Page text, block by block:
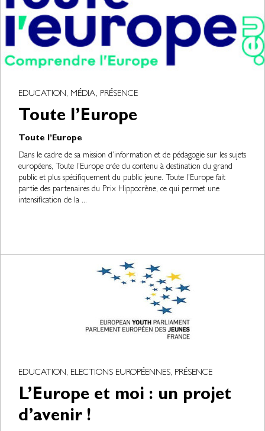
EDUCATION, MÉDIA, PRÉSENCE
Toute l’Europe
Toute l’Europe
Dans le cadre de sa mission d’information et de pédagogie sur les sujets
européens, Toute l’Europe crée du contenu à destination du grand
public et plus spécifiquement du public jeune. Toute l’Europe fait
partie des partenaires du Prix Hippocrène, ce qui permet une
intensification de la ...
EDUCATION, ELECTIONS EUROPÉENNES, PRÉSENCE
L’Europe et moi : un projet
d’avenir !